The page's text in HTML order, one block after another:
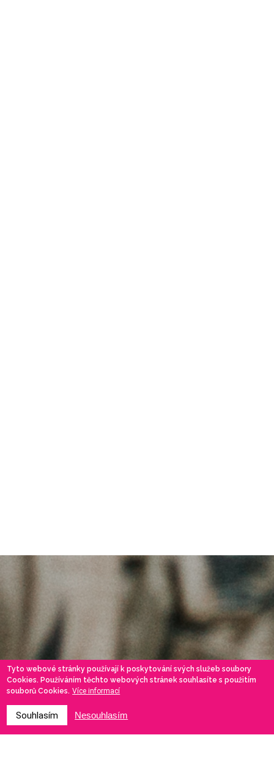
Tyto webové stránky používají k poskytování svých služeb soubory
Cookies. Používáním těchto webových stránek souhlasíte s použitím
souborů Cookies. Více informací
Souhlasím Nesouhlasím